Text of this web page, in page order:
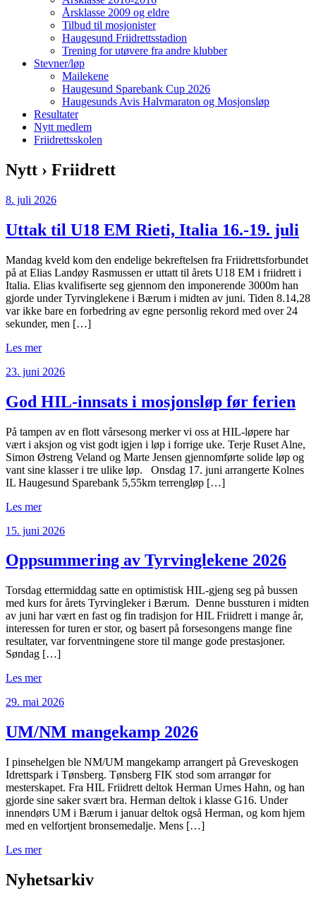
Årsklasse 2009 og eldre
Tilbud til mosjonister
Haugesund Friidrettsstadion
Trening for utøvere fra andre klubber
Stevner/løp
Mailekene
Haugesund Sparebank Cup 2026
Haugesunds Avis Halvmaraton og Mosjonsløp
Resultater
Nytt medlem
Friidrettsskolen
Nytt › Friidrett
8. juli 2026
Uttak til U18 EM Rieti, Italia 16.-19. juli
Mandag kveld kom den endelige bekreftelsen fra Friidrettsforbundet
på at Elias Landøy Rasmussen er uttatt til årets U18 EM i friidrett i
Italia. Elias kvalifiserte seg gjennom den imponerende 3000m han
gjorde under Tyrvinglekene i Bærum i midten av juni. Tiden 8.14,28
var ikke bare en forbedring av egne personlig rekord med over 24
sekunder, men […]
Les mer
23. juni 2026
God HIL-innsats i mosjonsløp før ferien
På tampen av en flott vårsesong merker vi oss at HIL-løpere har
vært i aksjon og vist godt igjen i løp i forrige uke. Terje Ruset Alne,
Simon Østreng Veland og Marte Jensen gjennomførte solide løp og
vant sine klasser i tre ulike løp. Onsdag 17. juni arrangerte Kolnes
IL Haugesund Sparebank 5,55km terrengløp […]
Les mer
15. juni 2026
Oppsummering av Tyrvinglekene 2026
Torsdag ettermiddag satte en optimistisk HIL-gjeng seg på bussen
med kurs for årets Tyrvingleker i Bærum. Denne bussturen i midten
av juni har vært en fast og fin tradisjon for HIL Friidrett i mange år,
interessen for turen er stor, og basert på forsesongens mange fine
resultater, var forventningene store til mange gode prestasjoner.
Søndag […]
Les mer
29. mai 2026
UM/NM mangekamp 2026
I pinsehelgen ble NM/UM mangekamp arrangert på Greveskogen
Idrettspark i Tønsberg. Tønsberg FIK stod som arrangør for
mesterskapet. Fra HIL Friidrett deltok Herman Urnes Hahn, og han
gjorde sine saker svært bra. Herman deltok i klasse G16. Under
innendørs UM i Bærum i januar deltok også Herman, og kom hjem
med en velfortjent bronsemedalje. Mens […]
Les mer
Nyhetsarkiv